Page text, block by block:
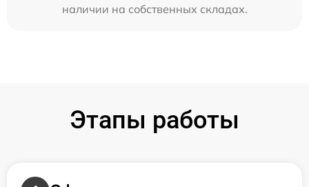
наличии на собственных складах.
Этапы работы